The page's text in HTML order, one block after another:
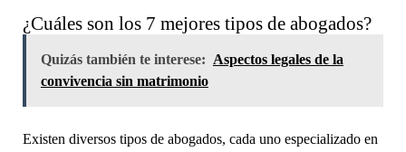
¿Cuáles son los 7 mejores tipos de abogados?
Quizás también te interese: Aspectos legales de la
convivencia sin matrimonio
Existen diversos tipos de abogados, cada uno especializado en